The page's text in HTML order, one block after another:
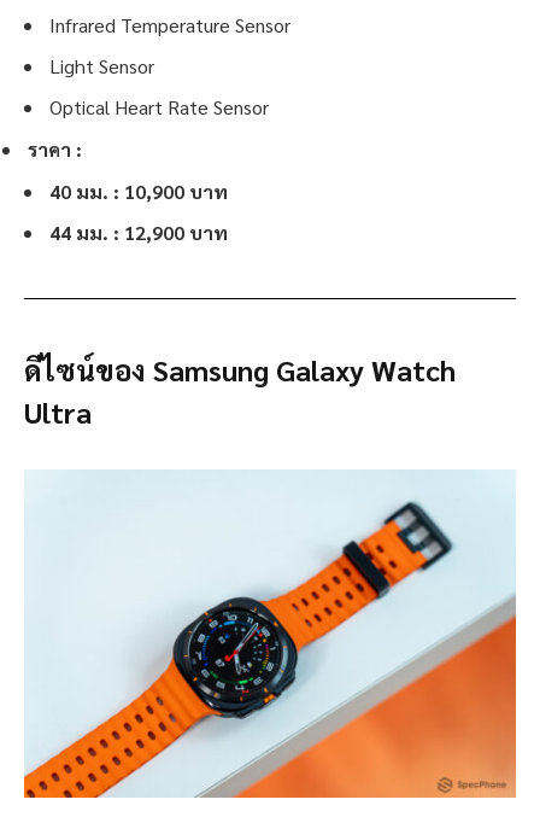
Infrared Temperature Sensor
Light Sensor
Optical Heart Rate Sensor
ราคา :
40 มม. : 10,900 บาท
44 มม. : 12,900 บาท
ดีไซน์ของ Samsung Galaxy Watch
Ultra